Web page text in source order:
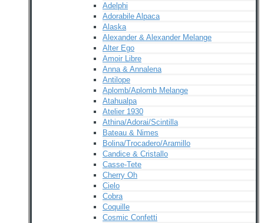
Adelphi
Adorabile Alpaca
Alaska
Alexander & Alexander Melange
Alter Ego
Amoir Libre
Anna & Annalena
Antilope
Aplomb/Aplomb Melange
Atahualpa
Atelier 1930
Athina/Adorai/Scintilla
Bateau & Nimes
Bolina/Trocadero/Aramillo
Candice & Cristallo
Casse-Tete
Cherry Oh
Cielo
Cobra
Coquille
Cosmic Confetti